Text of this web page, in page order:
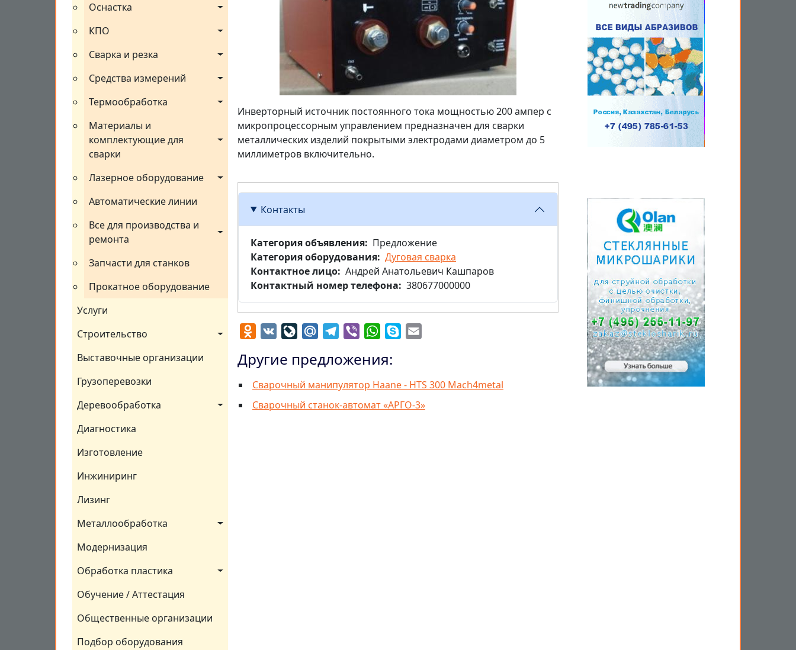
Оснастка
КПО
Сварка и резка
Средства измерений
Термообработка
Материалы и
комплектующие для
сварки
Лазерное оборудование
Автоматические линии
Все для производства и
ремонта
Запчасти для станков
Прокатное оборудование
Услуги
Строительство
Выставочные организации
Грузоперевозки
Деревообработка
Диагностика
Изготовление
Инжиниринг
Лизинг
Металлообработка
Модернизация
Обработка пластика
Обучение / Аттестация
Общественные организации
Подбор оборудования
Инверторный источник постоянного тока мощностью 200 ампер с
микропроцессорным управлением предназначен для сварки
металлических изделий покрытыми электродами диаметром до 5
миллиметров включительно.
Контакты
Категория объявления
Предложение
Категория оборудования Дуговая сварка
Контактное лицо Андрей Анатольевич Кашпаров
Контактный номер телефона
380677000000
Odnoklassniki
VK LiveJournal
Mail.RuTelegram
Viber WhatsApp
Skype
Другие предложения:
Сварочный манипулятор Haane - HTS 300 Mach4metal
Сварочный станок-автомат «АРГО-3»